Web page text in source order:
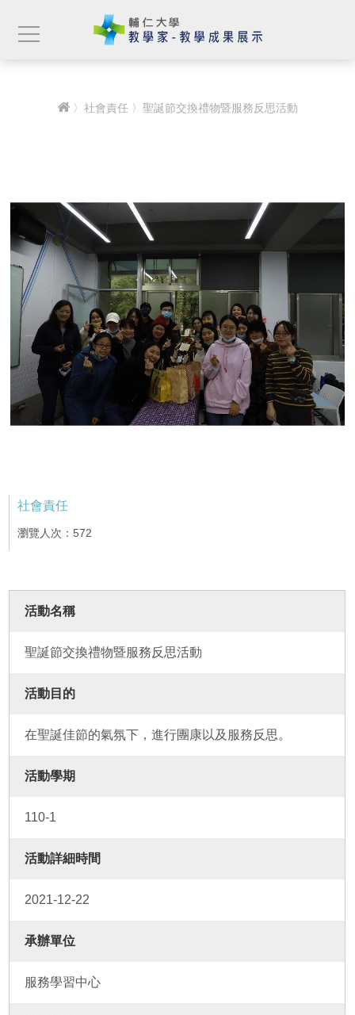
〉 社會責任 〉聖誕節交換禮物暨服務反思活動
社會責任
瀏覽人次：572
活動名稱
聖誕節交換禮物暨服務反思活動
活動目的
在聖誕佳節的氣氛下，進行團康以及服務反思。
活動學期
110-1
活動詳細時間
2021-12-22
承辦單位
服務學習中心